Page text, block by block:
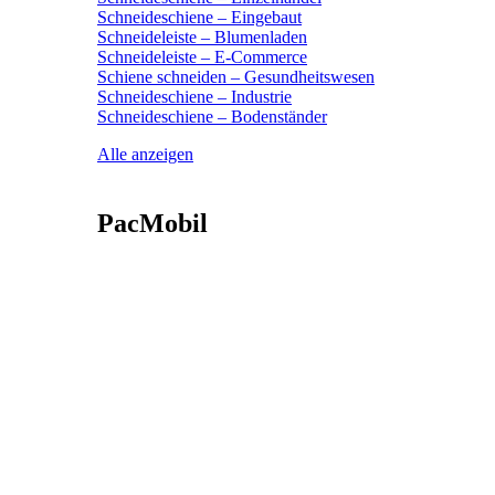
Schneideschiene – Eingebaut
Schneideleiste – Blumenladen
Schneideleiste – E-Commerce
Schiene schneiden – Gesundheitswesen
Schneideschiene – Industrie
Schneideschiene – Bodenständer
Alle anzeigen
PacMobil